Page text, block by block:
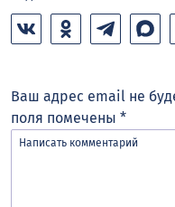
Ваш адрес email не
поля помечены *